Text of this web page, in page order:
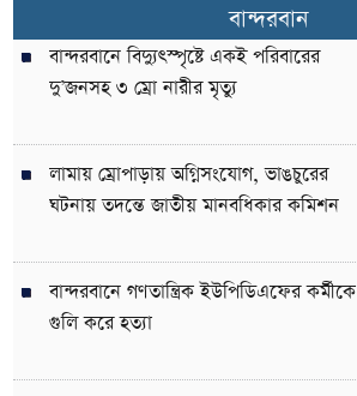
বান্দরবান
বান্দরবানে বিদ্যুৎস্পৃষ্টে একই পরিবারের
দু’জনসহ ৩ ম্রো নারীর মৃত্যু
লামায় ম্রোপাড়ায় অগ্নিসংযোগ, ভাঙচুরের
ঘটনায় তদন্তে জাতীয় মানবধিকার কমিশন
বান্দরবানে গণতান্ত্রিক ইউপিডিএফের কর্মীকে
গুলি করে হত্যা